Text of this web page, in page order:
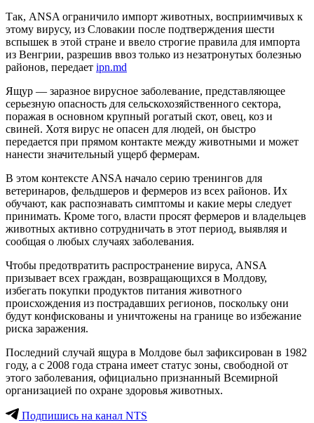
Так, ANSA ограничило импорт животных, восприимчивых к
этому вирусу, из Словакии после подтверждения шести
вспышек в этой стране и ввело строгие правила для импорта
из Венгрии, разрешив ввоз только из незатронутых болезнью
районов, передает ipn.md
Ящур — заразное вирусное заболевание, представляющее
серьезную опасность для сельскохозяйственного сектора,
поражая в основном крупный рогатый скот, овец, коз и
свиней. Хотя вирус не опасен для людей, он быстро
передается при прямом контакте между животными и может
нанести значительный ущерб фермерам.
В этом контексте ANSA начало серию тренингов для
ветеринаров, фельдшеров и фермеров из всех районов. Их
обучают, как распознавать симптомы и какие меры следует
принимать. Кроме того, власти просят фермеров и владельцев
животных активно сотрудничать в этот период, выявляя и
сообщая о любых случаях заболевания.
Чтобы предотвратить распространение вируса, ANSA
призывает всех граждан, возвращающихся в Молдову,
избегать покупки продуктов питания животного
происхождения из пострадавших регионов, поскольку они
будут конфискованы и уничтожены на границе во избежание
риска заражения.
Последний случай ящура в Молдове был зафиксирован в 1982
году, а с 2008 года страна имеет статус зоны, свободной от
этого заболевания, официально признанный Всемирной
организацией по охране здоровья животных.
Подпишись на канал NTS